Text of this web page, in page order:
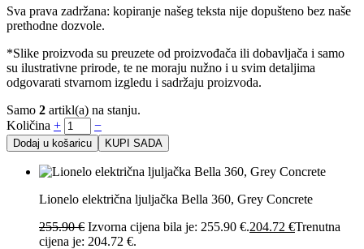
Sva prava zadržana: kopiranje našeg teksta nije dopušteno bez naše
prethodne dozvole.
*Slike proizvoda su preuzete od proizvođača ili dobavljača i samo
su ilustrativne prirode, te ne moraju nužno i u svim detaljima
odgovarati stvarnom izgledu i sadržaju proizvoda.
Samo 2 artikl(a) na stanju.
Količina + −
Dodaj u košaricu KUPI SADA
Lionelo električna ljuljačka Bella 360, Grey Concrete
255.90€ Izvorna cijena bila je: 255.90 €.204.72 €Trenutna
cijena je: 204.72 €.